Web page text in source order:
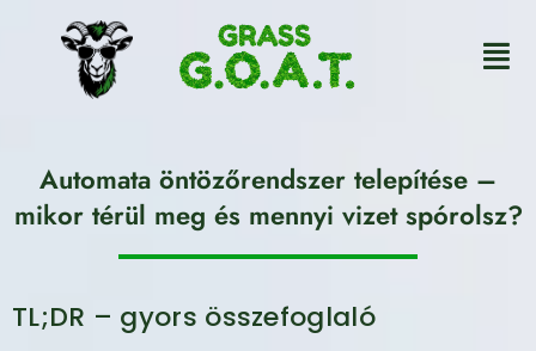
Automata öntözőrendszer telepítése –
mikor térül meg és mennyi vizet spórolsz?
TL;DR – gyors összefoglaló